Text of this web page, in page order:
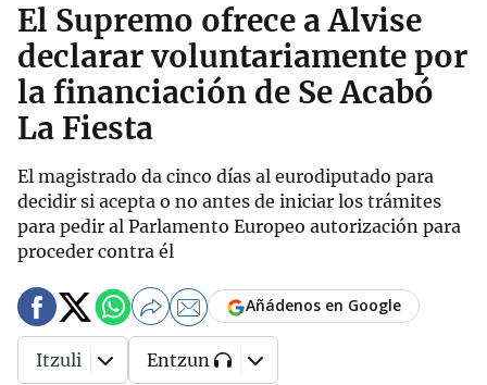
El Supremo ofrece a Alvise
declarar voluntariamente por
la financiación de Se Acabó
La Fiesta
El magistrado da cinco días al eurodiputado para
decidir si acepta o no antes de iniciar los trámites
para pedir al Parlamento Europeo autorización para
proceder contra él
Añádenos en Google
Itzuli Entzun